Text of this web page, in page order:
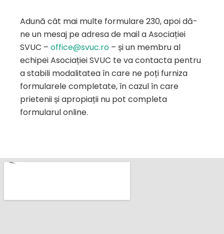
Adună cât mai multe formulare 230, apoi dă-
ne un mesaj pe adresa de mail a Asociației
SVUC – office@svuc.ro – și un membru al
echipei Asociației SVUC te va contacta pentru
a stabili modalitatea în care ne poți furniza
formularele completate, în cazul în care
prietenii și apropiații nu pot completa
formularul online.